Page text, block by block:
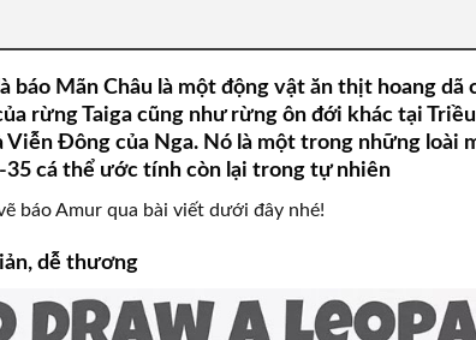
báo Mãn Châu là một động vật ăn thịt hoang dã
rừng Taiga cũng như rừng ôn đới khác tại
Viễn Đông của Nga. Nó là một trong những loài
cá thể ước tính còn lại trong tự nhiên
báo Amur qua bài viết dưới đây nhé!
dễ thương